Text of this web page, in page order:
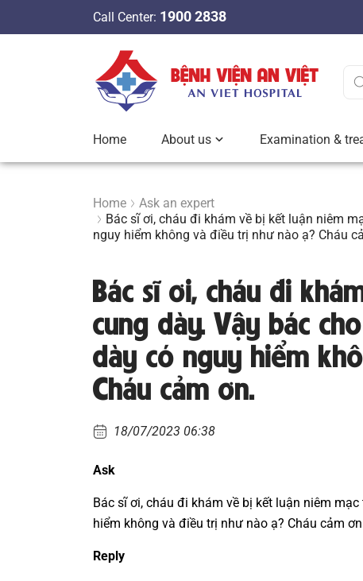
n
Call Center: 1900 2838
Home About us Examination &
Home
Ask an expert
Bác sĩ ơi, cháu đi khám về bị kết luận niêm
nguy hiểm không và điều trị như nào ạ? Cháu
Bác sĩ ơi, cháu đi
cung dày. Vậy bác
dày có nguy hiểm
Cháu cảm ơn.
18/07/2023 06:38
Ask
Bác sĩ ơi, cháu đi khám về bị kết luận niêm
hiểm không và điều trị như nào ạ? Cháu cảm
Reply